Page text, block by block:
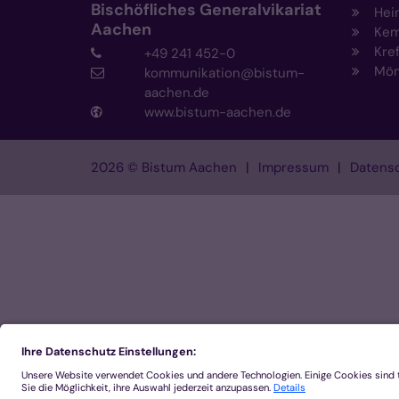
Bischöfliches Generalvikariat
Aachen
+49 241 452-0
kommunikation@bistum-
aachen.de
www.bistum-aachen.de
2026 © Bistum Aachen Impressum